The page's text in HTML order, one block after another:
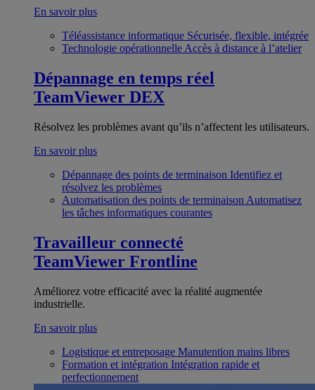
En savoir plus
Téléassistance informatique Sécurisée, flexible, intégrée
Technologie opérationnelle Accès à distance à l’atelier
Dépannage en temps réel
TeamViewer DEX
Résolvez les problèmes avant qu’ils n’affectent les utilisateurs.
En savoir plus
Dépannage des points de terminaison Identifiez et
résolvez les problèmes
Automatisation des points de terminaison Automatisez
les tâches informatiques courantes
Travailleur connecté
TeamViewer Frontline
Améliorez votre efficacité avec la réalité augmentée
industrielle.
En savoir plus
Logistique et entreposage Manutention mains libres
Formation et intégration Intégration rapide et
perfectionnement